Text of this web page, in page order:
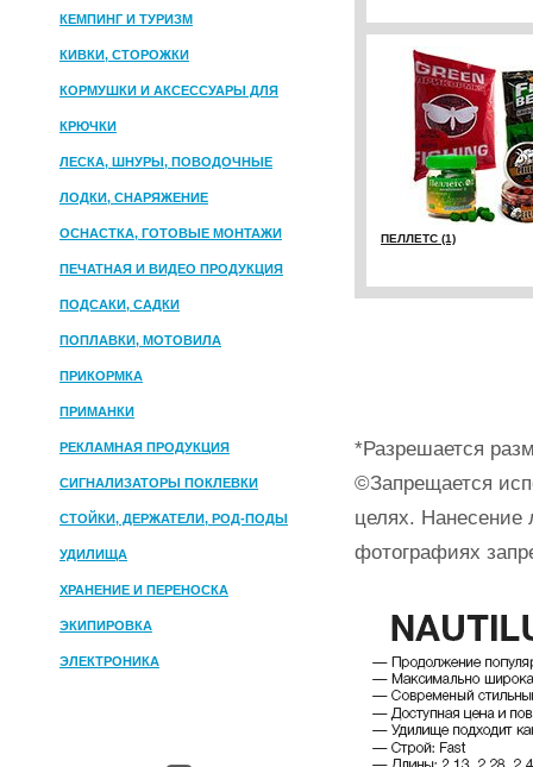
КЕМПИНГ И ТУРИЗМ
КИВКИ, СТОРОЖКИ
КОРМУШКИ И АКСЕССУАРЫ ДЛЯ
ПРИКОРМКИ
КРЮЧКИ
ЛЕСКА, ШНУРЫ, ПОВОДОЧНЫЕ
МАТЕРИАЛЫ
ЛОДКИ, СНАРЯЖЕНИЕ
ОСНАСТКА, ГОТОВЫЕ МОНТАЖИ
ПЕЧАТНАЯ И ВИДЕО ПРОДУКЦИЯ
ПОДСАКИ, САДКИ
ПОПЛАВКИ, МОТОВИЛА
ПРИКОРМКА
ПРИМАНКИ
РЕКЛАМНАЯ ПРОДУКЦИЯ
СИГНАЛИЗАТОРЫ ПОКЛЕВКИ
СТОЙКИ, ДЕРЖАТЕЛИ, РОД-ПОДЫ
УДИЛИЩА
ХРАНЕНИЕ И ПЕРЕНОСКА
ЭКИПИРОВКА
ЭЛЕКТРОНИКА
ПЕЛЛЕТС (1)
*Разрешается
©Запрещается
целях. Нанесение
фотографиях